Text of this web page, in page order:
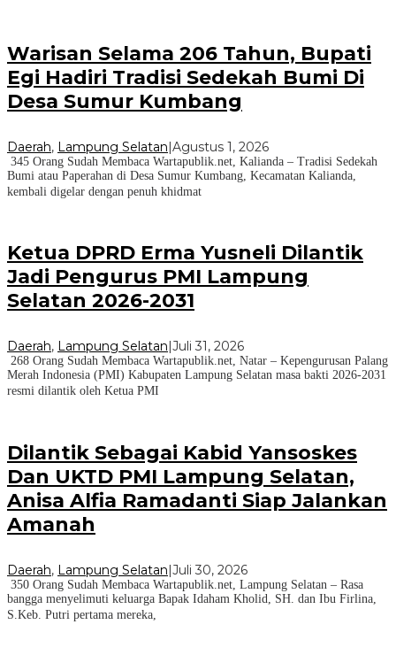
Warisan Selama 206 Tahun, Bupati
Egi Hadiri Tradisi Sedekah Bumi Di
Desa Sumur Kumbang
Daerah, Lampung Selatan|Agustus 1, 2026
345 Orang Sudah Membaca Wartapublik.net, Kalianda – Tradisi Sedekah
Bumi atau Paperahan di Desa Sumur Kumbang, Kecamatan Kalianda,
kembali digelar dengan penuh khidmat
Ketua DPRD Erma Yusneli Dilantik
Jadi Pengurus PMI Lampung
Selatan 2026-2031
Daerah, Lampung Selatan Juli 31, 2026
268 Orang Sudah Membaca Wartapublik.net, Natar – Kepengurusan Palang
Merah Indonesia (PMI) Kabupaten Lampung Selatan masa bakti 2026-2031
resmi dilantik oleh Ketua PMI
Dilantik Sebagai Kabid Yansoskes
Dan UKTD PMI Lampung Selatan,
Anisa Alfia Ramadanti Siap Jalankan
Amanah
Daerah, Lampung Selatan|Juli 30, 2026
350 Orang Sudah Membaca Wartapublik.net, Lampung Selatan – Rasa
bangga menyelimuti keluarga Bapak Idaham Kholid, SH. dan Ibu Firlina,
S.Keb. Putri pertama mereka,